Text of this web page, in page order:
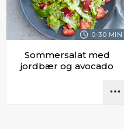
0-30 MIN.
Sommersalat med
jordbær og avocado